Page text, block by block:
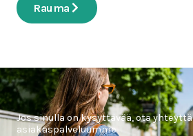
Rauma
Jos sinulla on kysyttävää, ota yhteyttä
asiakaspalveluumme